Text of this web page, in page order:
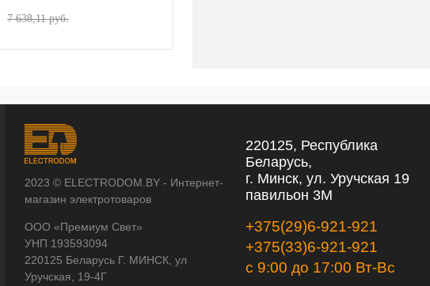
7 638,11 pуб.
2023 © ELECTRODOM.BY - Интернет-
магазин электротоваров
ООО «Премиум Свет»
УНП 193593094
220125 Беларусь Г. МИНСК, ул
Уручская, 19-4Г
220125, Республика
Беларусь,
г. Минск, ул. Уручская 19
павильон 3М
+375(29)6-921-921
+375(33)6-921-921
с 9:00 до 17:00 Вт-Вс